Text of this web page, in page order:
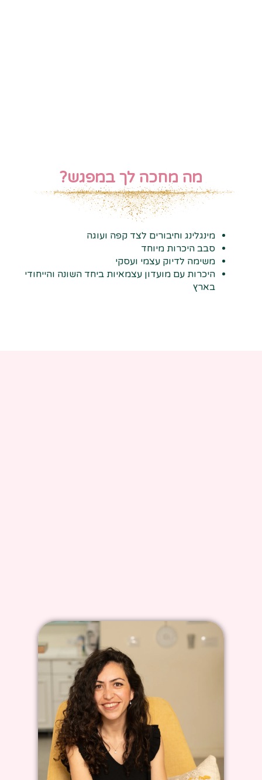
מה מחכה לך במפגש?
מינגלינג וחיבורים לצד קפה ועוגה
סבב היכרות מיוחד
משימה לדיוק עצמי ועסקי
היכרות עם מועדון עצמאיות ביחד השונה והייחודי
בארץ